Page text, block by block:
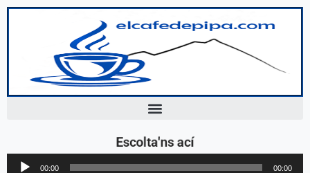
Escolta'ns ací
Reproductor
00:00 00:00